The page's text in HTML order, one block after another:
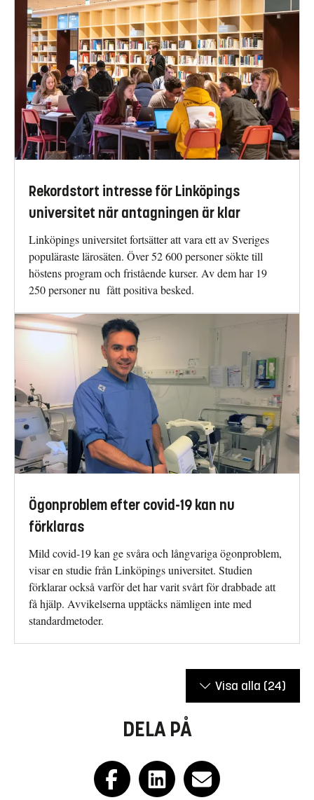
Rekordstort intresse för Linköpings
universitet när antagningen är klar
Linköpings universitet fortsätter att vara ett av Sveriges
populäraste lärosäten. Över 52 600 personer sökte till
höstens program och fristående kurser. Av dem har 19
250 personer nu fått positiva besked.
Ögonproblem efter covid-19 kan nu
förklaras
Mild covid-19 kan ge svåra och långvariga ögonproblem,
visar en studie från Linköpings universitet. Studien
förklarar också varför det har varit svårt för drabbade att
få hjälp. Avvikelserna upptäcks nämligen inte med
standardmetoder.
Visa alla (24)
DELA PÅ